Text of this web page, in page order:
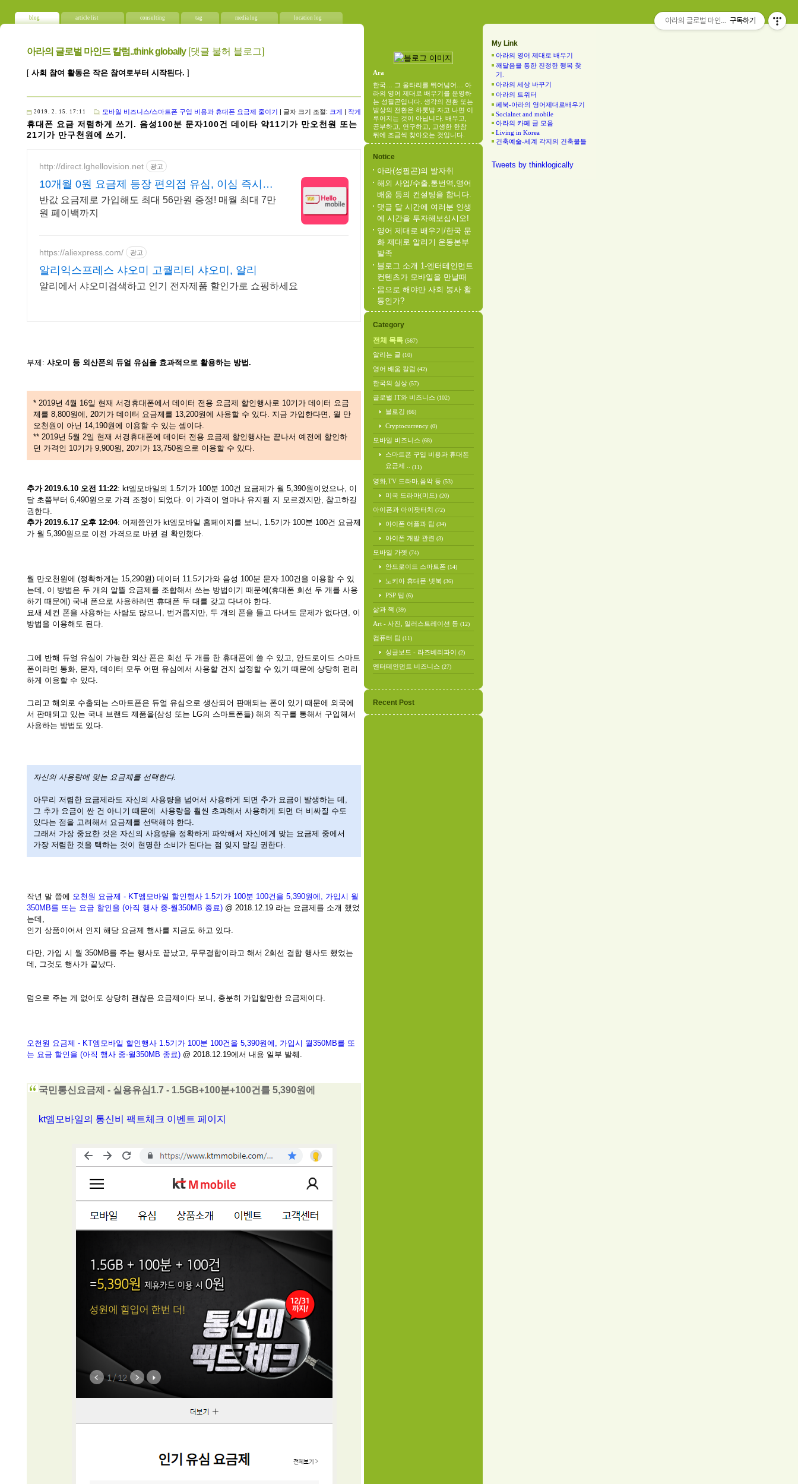
blog article list consulting tag media log location log
아라의 글로벌 마인드 칼럼..think globally[댓글 불허 블로그]
[ 사회 참여 활동은 작은 참여로부터 시작된다. ]
모바일 비즈니스/스마트폰 구입 비용과 휴대폰 요금제 줄이기 | 글자 크기 조절: 크게 | 작게
2019. 2. 15. 17:11
휴대폰 요금 저렴하게 쓰기. 음성100분 문자100건 데이타 약11기가 만오천원 또는
21기가 만구천원에 쓰기.
http://direct.lghellovision.net 광고
10개월 0원 요금제 등장 편의점 유심, 이심 즉시개
통
반값 요금제로 가입해도 최대 56만원 증정! 매월 최대 7만
원 페이백까지
https://aliexpress.com/ 광고
알리익스프레스 샤오미 고퀄리티 샤오미, 알리
알리에서 샤오미검색하고 인기 전자제품 할인가로 쇼핑하세요
부제: 샤오미 등 외산폰의 듀얼 유심을 효과적으로 활용하는 방법.
* 2019년 4월 16일 현재 서경휴대폰에서 데이터 전용 요금제 할인행사로 10기가 데이터 요금
제를 8,800원에, 20기가 데이터 요금제를 13,200원에 사용할 수 있다. 지금 가입한다면, 월 만
오천원이 아닌 14,190원에 이용할 수 있는 셈이다.
** 2019년 5월 2일 현재 서경휴대폰에 데이터 전용 요금제 할인행사는 끝나서 예전에 할인하
던 가격인 10기가 9,900원, 20기가 13,750원으로 이용할 수 있다.
추가 2019.6.10 오전 11:22: kt엠모바일의 1.5기가 100분 100건 요금제가 월 5,390원이었으나, 이
달 초쯤부터 6,490원으로 가격 조정이 되었다. 이 가격이 얼마나 유지될 지 모르겠지만, 참고하길
권한다.
추가 2019.6.17 오후 12:04: 어제쯤인가 kt엠모바일 홈페이지를 보니, 1.5기가 100분 100건 요금제
가 월 5,390원으로 이전 가격으로 바뀐 걸 확인했다.
월 만오천원에 (정확하게는 15,290원) 데이터 11.5기가와 음성 100분 문자 100건을 이용할 수 있
는데, 이 방법은 두 개의 알뜰 요금제를 조합해서 쓰는 방법이기 때문에(휴대폰 회선 두 개를 사용
하기 때문에) 국내 폰으로 사용하려면 휴대폰 두 대를 갖고 다녀야 한다.
요새 세컨 폰을 사용하는 사람도 많으니, 번거롭지만, 두 개의 폰을 들고 다녀도 문제가 없다면, 이
방법을 이용해도 된다.
그에 반해 듀얼 유심이 가능한 외산 폰은 회선 두 개를 한 휴대폰에 쓸 수 있고, 안드로이드 스마트
폰이라면 통화, 문자, 데이터 모두 어떤 유심에서 사용할 건지 설정할 수 있기 때문에 상당히 편리
하게 이용할 수 있다.
그리고 해외로 수출되는 스마트폰은 듀얼 유심으로 생산되어 판매되는 폰이 있기 때문에 외국에
서 판매되고 있는 국내 브랜드 제품을(삼성 또는 LG의 스마트폰들) 해외 직구를 통해서 구입해서
사용하는 방법도 있다.
자신의 사용량에 맞는 요금제를 선택한다.
아무리 저렴한 요금제라도 자신의 사용량을 넘어서 사용하게 되면 추가 요금이 발생하는 데,
그 추가 요금이 싼 건 아니기 때문에 사용량을 훨씬 초과해서 사용하게 되면 더 비싸질 수도
있다는 점을 고려해서 요금제를 선택해야 한다.
그래서 가장 중요한 것은 자신의 사용량을 정확하게 파악해서 자신에게 맞는 요금제 중에서
가장 저렴한 것을 택하는 것이 현명한 소비가 된다는 점 잊지 말길 권한다.
작년 말 쯤에 오천원 요금제 - KT엠모바일 할인행사 1.5기가 100분 100건을 5,390원에, 가입시 월
350MB를 또는 요금 할인을 (아직 행사 중-월350MB 종료) @ 2018.12.19 라는 요금제를 소개 했었
는데,
인기 상품이어서 인지 해당 요금제 행사를 지금도 하고 있다.
다만, 가입 시 월 350MB를 주는 행사도 끝났고, 무무결합이라고 해서 2회선 결합 행사도 했었는
데, 그것도 행사가 끝났다.
덤으로 주는 게 없어도 상당히 괜찮은 요금제이다 보니, 충분히 가입할만한 요금제이다.
오천원 요금제 - KT엠모바일 할인행사 1.5기가 100분 100건을 5,390원에, 가입시 월350MB를 또
는 요금 할인을 (아직 행사 중-월350MB 종료) @ 2018.12.19에서 내용 일부 발췌.
국민통신요금제 - 실용유심1.7 - 1.5GB+100분+100건를 5,390원에
kt엠모바일의 통신비 팩트체크 이벤트 페이지
Ara
한국… 그 울타리를 뛰어넘어… 아
라의 영어 제대로 배우기를 운영하
는 성필곤입니다. 생각의 전환 또는
발상의 전환은 하룻밤 자고 나면 이
루어지는 것이 아닙니다. 배우고,
공부하고, 연구하고, 고생한 한참
뒤에 조금씩 찾아오는 것입니다.
Notice
아라(성필곤)의 발자취
해외 사업/수출,통번역,영어
배움 등의 컨설팅을 합니다.
댓글 달 시간에 여러분 인생
에 시간을 투자해보십시오!
영어 제대로 배우기/한국 문
화 제대로 알리기 운동본부
발족
블로그 소개 1-엔터테인먼트
컨텐츠가 모바일을 만날때
몸으로 해야만 사회 봉사 활
동인가?
Category
전체 목록 (567)
알리는 글 (10)
영어 배움 칼럼 (42)
한국의 실상 (57)
글로벌 IT와 비즈니스 (102)
블로깅 (66)
Cryptocurrency (0)
모바일 비즈니스 (68)
스마트폰 구입 비용과 휴대폰
요금제 .. (11)
영화,TV 드라마,음악 등 (53)
미국 드라마(미드) (20)
아이폰과 아이팟터치 (72)
아이폰 어플과 팁 (34)
아이폰 개발 관련 (3)
모바일 가젯 (74)
안드로이드 스마트폰 (14)
노키아 휴대폰·넷북 (36)
PSP 팁 (6)
삶과 책 (39)
Art - 사진, 일러스트레이션 등 (12)
컴퓨터 팁 (11)
싱글보드 - 라즈베리파이 (2)
엔터테인먼트 비즈니스 (27)
Recent Post
My Link
아라의 영어 제대로 배우기
깨달음을 통한 진정한 행복 찾
기.
아라의 세상 바꾸기
아라의 트위터
페북-아라의 영어제대로배우기
Socialnet and mobile
아라의 카페 글 모음
Living in Korea
건축예술-세계 각지의 건축물들
Tweets by thinklogically
아라의 글로벌 마인드 칼럼..think globally
구독하기